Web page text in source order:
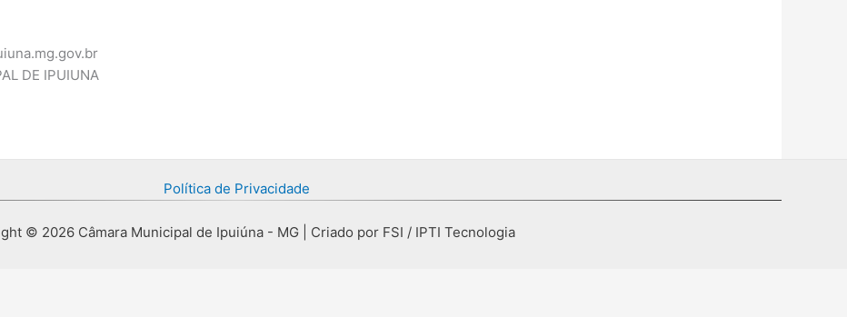
DE IPUIUNA
Política de Privacidade
© 2026 Câmara Municipal de Ipuiúna - MG | Criado por FSI / IPTI Tecnologia